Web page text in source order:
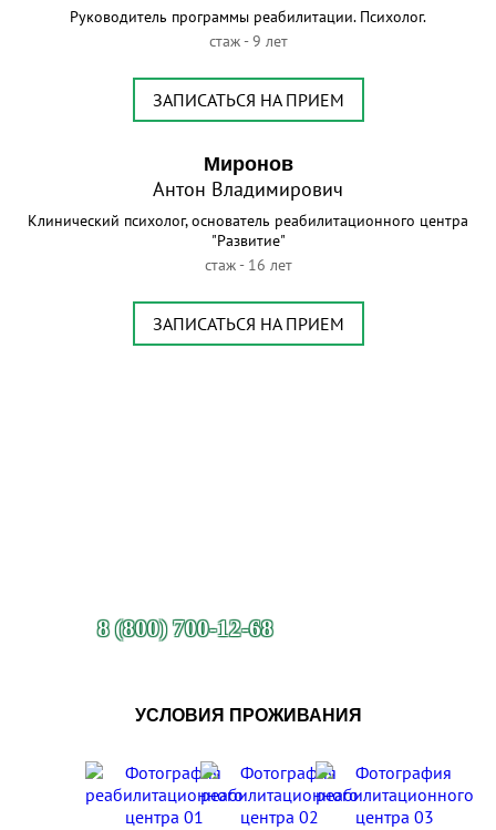
Руководитель программы реабилитации. Психолог.
стаж - 9 лет
ЗАПИСАТЬСЯ НА ПРИЕМ
Миронов
Антон Владимирович
Клинический психолог, основатель реабилитационного центра
"Развитие"
стаж - 16 лет
ЗАПИСАТЬСЯ НА ПРИЕМ
8 (800) 700-12-68
УСЛОВИЯ ПРОЖИВАНИЯ